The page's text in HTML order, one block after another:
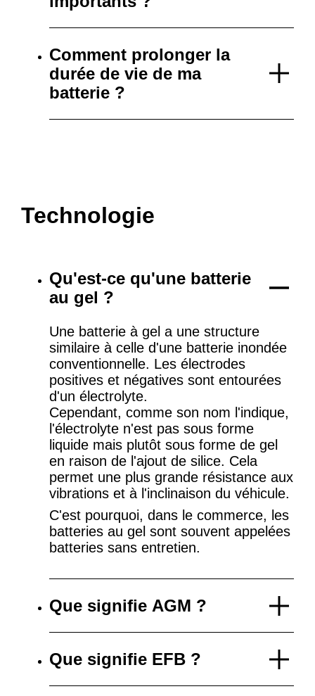
Comment prolonger la
durée de vie de ma
batterie ?
Technologie
Qu'est-ce qu'une batterie
au gel ?
Une batterie à gel a une structure
similaire à celle d'une batterie inondée
conventionnelle. Les électrodes
positives et négatives sont entourées
d'un électrolyte.
Cependant, comme son nom l'indique,
l'électrolyte n'est pas sous forme
liquide mais plutôt sous forme de gel
en raison de l'ajout de silice. Cela
permet une plus grande résistance aux
vibrations et à l'inclinaison du véhicule.
C'est pourquoi, dans le commerce, les
batteries au gel sont souvent appelées
batteries sans entretien.
Que signifie AGM ?
Que signifie EFB ?